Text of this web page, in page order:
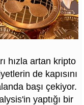
hızla artan kripto
de kapısını
başı çekiyor.
yaptığı bir